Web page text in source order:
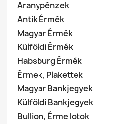
Aranypénzek
Antik Érmék
Magyar Érmék
Külföldi Érmék
Habsburg Érmék
Érmek, Plakettek
Magyar Bankjegyek
Külföldi Bankjegyek
Bullion, Érme lotok